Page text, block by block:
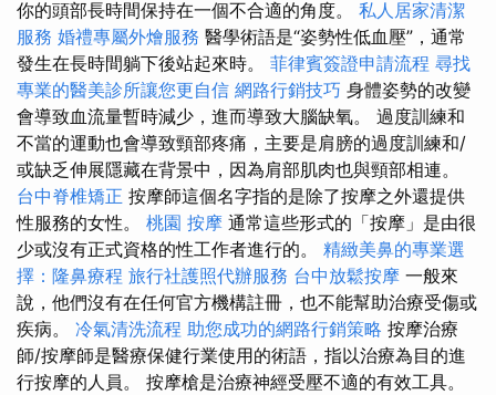
你的頭部長時間保持在一個不合適的角度。 私人居家清潔
服務 婚禮專屬外燴服務 醫學術語是“姿勢性低血壓”，通常
發生在長時間躺下後站起來時。 菲律賓簽證申請流程 尋找
專業的醫美診所讓您更自信 網路行銷技巧 身體姿勢的改變
會導致血流量暫時減少，進而導致大腦缺氧。 過度訓練和
不當的運動也會導致頸部疼痛，主要是肩膀的過度訓練和/
或缺乏伸展隱藏在背景中，因為肩部肌肉也與頸部相連。
台中脊椎矯正 按摩師這個名字指的是除了按摩之外還提供
性服務的女性。 桃園 按摩 通常這些形式的「按摩」是由很
少或沒有正式資格的性工作者進行的。 精緻美鼻的專業選
擇：隆鼻療程 旅行社護照代辦服務 台中放鬆按摩 一般來
說，他們沒有在任何官方機構註冊，也不能幫助治療受傷或
疾病。 冷氣清洗流程 助您成功的網路行銷策略 按摩治療
師/按摩師是醫療保健行業使用的術語，指以治療為目的進
行按摩的人員。 按摩槍是治療神經受壓不適的有效工具。